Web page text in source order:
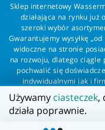
Sklep internetowy
działająca na rynku
szeroki wybór
Gwarantujemy wysyłkę
widoczne na stronie
na rozwoju, dlatego ciągle
pochwalić się
indywidualnymi jak i
Zapewniamy
bezproblemową
Używamy ciasteczek,
działa poprawnie.